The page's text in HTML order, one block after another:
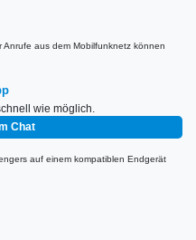
aus dem Mobilfunknetz können
wie möglich.
Chat
auf einem kompatiblen Endgerät